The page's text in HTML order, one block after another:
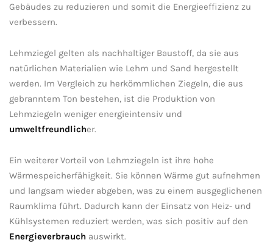
Gebäudes zu reduzieren und somit⁤ die Energieeffizienz zu
verbessern.
Lehmziegel gelten als nachhaltiger Baustoff, da sie aus
natürlichen ⁤Materialien wie Lehm und Sand ⁢hergestellt
werden. Im⁣ Vergleich zu herkömmlichen Ziegeln, ⁤die ‌aus
gebranntem Ton bestehen, ist die​ Produktion von
Lehmziegeln weniger⁣ energieintensiv und
umweltfreundlicher.
Ein weiterer​ Vorteil von Lehmziegeln ist ihre⁢ hohe ​
Wärmespeicherfähigkeit. Sie können Wärme‌ gut aufnehmen ​
und langsam ⁤wieder abgeben, ⁢was⁣ zu​ einem ⁤ausgeglichenen
Raumklima ⁣führt. Dadurch ⁢kann der Einsatz von⁣ Heiz- und
Kühlsystemen reduziert werden, was sich positiv ‍auf den
Energieverbrauch auswirkt.